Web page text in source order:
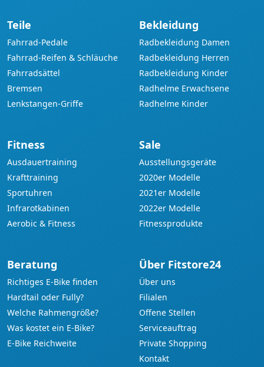
Teile
Fahrrad-Pedale
Fahrrad-Reifen & Schläuche
Fahrradsättel
Bremsen
Lenkstangen-Griffe
Bekleidung
Radbekleidung Damen
Radbekleidung Herren
Radbekleidung Kinder
Radhelme Erwachsene
Radhelme Kinder
Fitness
Ausdauertraining
Krafttraining
Sportuhren
Infrarotkabinen
Aerobic & Fitness
Sale
Ausstellungsgeräte
2020er Modelle
2021er Modelle
2022er Modelle
Fitnessprodukte
Beratung
Richtiges E-Bike finden
Hardtail oder Fully?
Welche Rahmengröße?
Was kostet ein E-Bike?
E-Bike Reichweite
Über Fitstore24
Über uns
Filialen
Offene Stellen
Serviceauftrag
Private Shopping
Kontakt